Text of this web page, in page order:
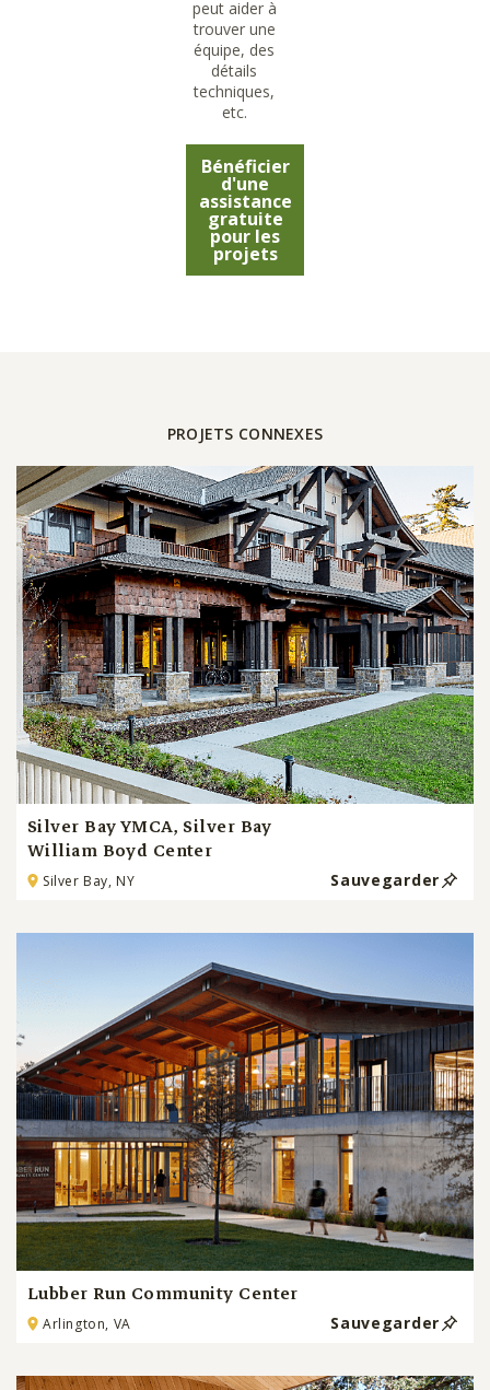
peut aider à
trouver une
équipe, des
détails
techniques,
etc.
Bénéficier
d'une
assistance
gratuite
pour les
projets
PROJETS CONNEXES
Silver Bay YMCA, Silver Bay
William Boyd Center
Silver Bay, NY Sauvegarder
Lubber Run Community Center
Arlington, VA Sauvegarder